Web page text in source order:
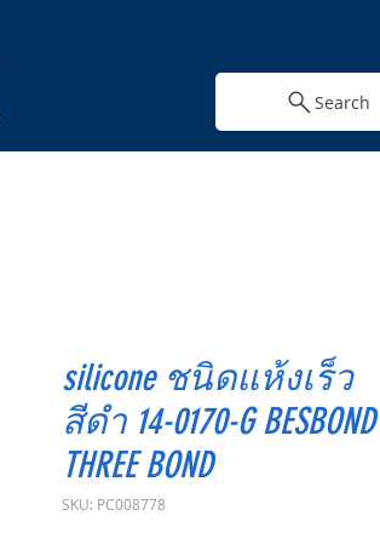
Search
silicone ชนิดแห้งเร็ว
สีดำ 14-0170-G
THREE BOND
SKU: PC008778